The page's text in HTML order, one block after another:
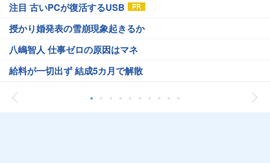
注目 古いPCが復活するUSB
授かり婚発表の雪崩現象起きるか
八嶋智人 仕事ゼロの原因はマネ
給料が一切出ず 結成5カ月で解散